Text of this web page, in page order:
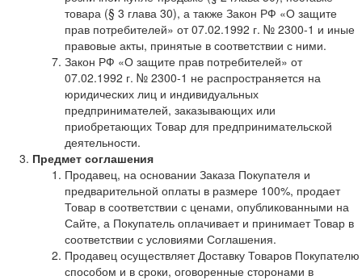
товара (§ 3 глава 30), а также Закон РФ «О защите
прав потребителей» от 07.02.1992 г. № 2300-1 и иные
правовые акты, принятые в соответствии с ними.
Закон РФ «О защите прав потребителей» от
07.02.1992 г. № 2300-1 не распространяется на
юридических лиц и индивидуальных
предпринимателей, заказывающих или
приобретающих Товар для предпринимательской
деятельности.
Предмет соглашения
Продавец, на основании Заказа Покупателя и
предварительной оплаты в размере 100%, продает
Товар в соответствии с ценами, опубликованными на
Сайте, а Покупатель оплачивает и принимает Товар в
соответствии с условиями Соглашения.
Продавец осуществляет Доставку Товаров Покупателю
способом и в сроки, оговоренные сторонами в